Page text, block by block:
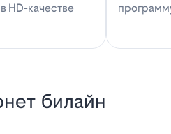
HD-качестве
билайн